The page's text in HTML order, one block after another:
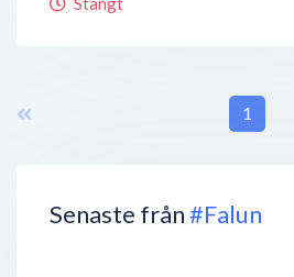
Senaste från#Falun
1